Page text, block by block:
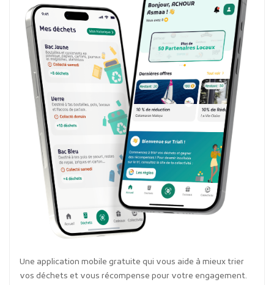
Une application mobile gratuite qui vous aide à mieux trier
vos déchets et vous récompense pour votre engagement.